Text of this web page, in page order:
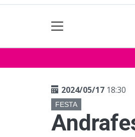
2024/05/17 18:30
FESTA